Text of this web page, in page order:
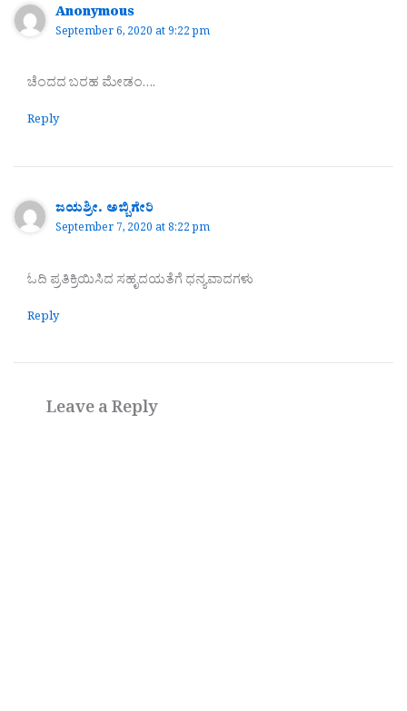
Anonymous
September 6, 2020 at 9:22 pm
ಚೆಂದದ ಬರಹ ಮೇಡಂ….
Reply
ಜಯಶ್ರೀ. ಅಬ್ಬಿಗೇರಿ
September 7, 2020 at 8:22 pm
ಓದಿ ಪ್ರತಿಕ್ರಿಯಿಸಿದ ಸಹೃದಯತೆಗೆ ಧನ್ಯವಾದಗಳು
Reply
Leave a Reply